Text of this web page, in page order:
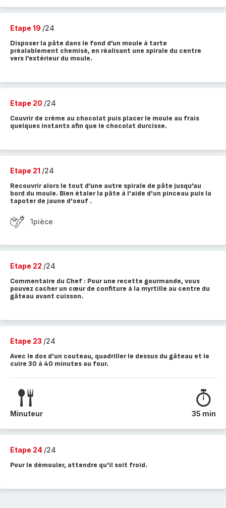
Etape 19 /24
Disposer la pâte dans le fond d’un moule à tarte
préalablement chemisé, en réalisant une spirale du centre
vers l’extérieur du moule.
Etape 20 /24
Couvrir de crème au chocolat puis placer le moule au frais
quelques instants afin que le chocolat durcisse.
Etape 21 /24
Recouvrir alors le tout d’une autre spirale de pâte jusqu’au
bord du moule. Bien étaler la pâte à l'aide d'un pinceau puis la
tapoter de jaune d'oeuf .
1pièce
Etape 22 /24
Commentaire du Chef : Pour une recette gourmande, vous
pouvez cacher un cœur de confiture à la myrtille au centre du
gâteau avant cuisson.
Etape 23 /24
Avec le dos d'un couteau, quadriller le dessus du gâteau et le
cuire 30 à 40 minutes au four.
Minuteur 35 min
Etape 24 /24
Pour le démouler, attendre qu'il soit froid.